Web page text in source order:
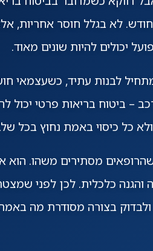
לא בגלל חוסר אחריות,
יכולים להיות שונים מאוד.
לבנות עתיד, כשעצמאי
– ביטוח בריאות פרטי יכול
כל כיסוי באמת נחוץ בכל
מסתירים משהו.
והגנה כלכלית. לכן לפני
בצורה מסודרת מה